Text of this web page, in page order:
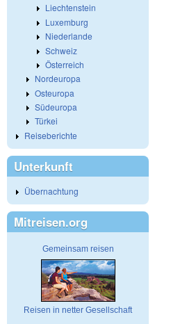
Liechtenstein
Luxemburg
Niederlande
Schweiz
Österreich
Nordeuropa
Osteuropa
Südeuropa
Türkei
Reiseberichte
Unterkunft
Übernachtung
Mitreisen.org
Gemeinsam reisen
Reisen in netter Gesellschaft